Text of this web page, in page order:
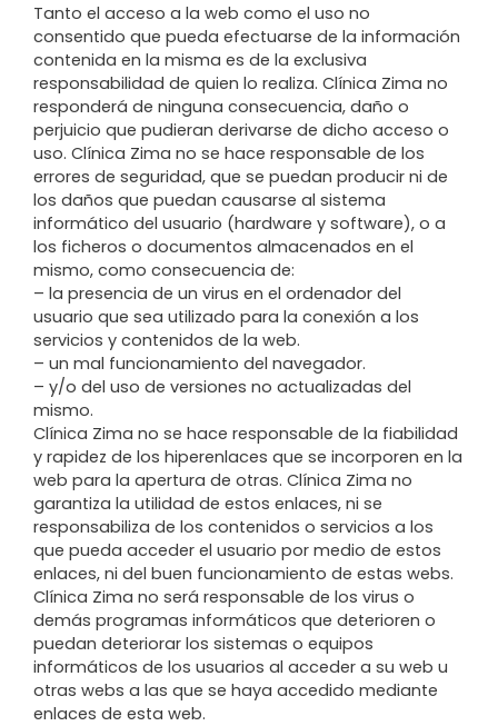
Tanto el acceso a la web como el uso no
consentido que pueda efectuarse de la información
contenida en la misma es de la exclusiva
responsabilidad de quien lo realiza. Clínica Zima no
responderá de ninguna consecuencia, daño o
perjuicio que pudieran derivarse de dicho acceso o
uso. Clínica Zima no se hace responsable de los
errores de seguridad, que se puedan producir ni de
los daños que puedan causarse al sistema
informático del usuario (hardware y software), o a
los ficheros o documentos almacenados en el
mismo, como consecuencia de:
– la presencia de un virus en el ordenador del
usuario que sea utilizado para la conexión a los
servicios y contenidos de la web.
– un mal funcionamiento del navegador.
– y/o del uso de versiones no actualizadas del
mismo.
Clínica Zima no se hace responsable de la fiabilidad
y rapidez de los hiperenlaces que se incorporen en la
web para la apertura de otras. Clínica Zima no
garantiza la utilidad de estos enlaces, ni se
responsabiliza de los contenidos o servicios a los
que pueda acceder el usuario por medio de estos
enlaces, ni del buen funcionamiento de estas webs.
Clínica Zima no será responsable de los virus o
demás programas informáticos que deterioren o
puedan deteriorar los sistemas o equipos
informáticos de los usuarios al acceder a su web u
otras webs a las que se haya accedido mediante
enlaces de esta web.